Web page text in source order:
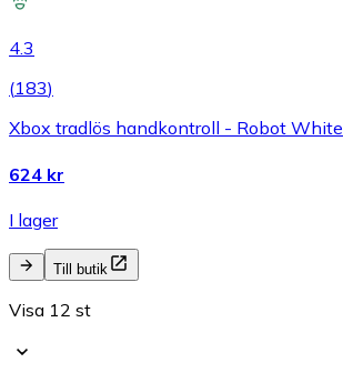
4.3
(183)
Xbox tradlös handkontroll - Robot White
624 kr
I lager
Till butik
Visa 12 st